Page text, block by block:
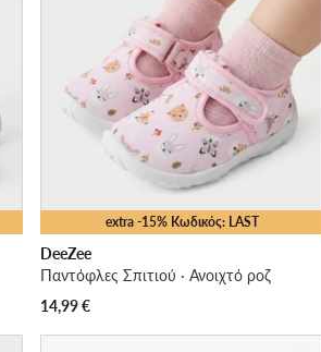
extra -15% Κωδικός: LAST
DeeZee
Παντόφλες Σπιτιού · Ανοιχτό ροζ
14,99€